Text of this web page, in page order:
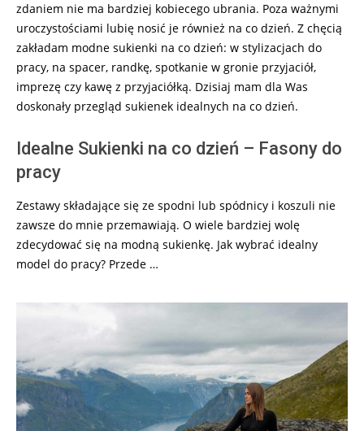
zdaniem nie ma bardziej kobiecego ubrania. Poza ważnymi
uroczystościami lubię nosić je również na co dzień. Z chęcią
zakładam modne sukienki na co dzień: w stylizacjach do
pracy, na spacer, randkę, spotkanie w gronie przyjaciół,
imprezę czy kawę z przyjaciółką. Dzisiaj mam dla Was
doskonały przegląd sukienek idealnych na co dzień.
Idealne Sukienki na co dzień – Fasony do
pracy
Zestawy składające się ze spodni lub spódnicy i koszuli nie
zawsze do mnie przemawiają. O wiele bardziej wolę
zdecydować się na modną sukienkę. Jak wybrać idealny
model do pracy? Przede …